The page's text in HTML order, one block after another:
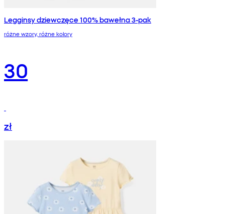
Legginsy dziewczęce 100% bawełna 3-pak
różne wzory, różne kolory
30
zł